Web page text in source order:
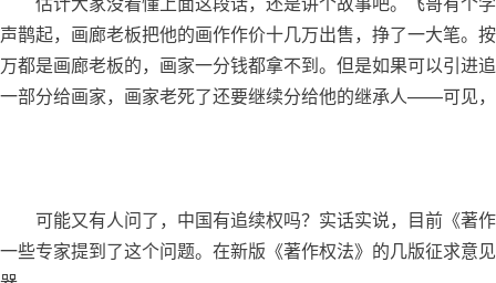
声鹊起，画廊老板把他的画作作价十几万出售，挣了一大笔。
万都是画廊老板的，画家一分钱都拿不到。但是如果可以引进
一部分给画家，画家老死了还要继续分给他的继承人——可见
一些专家提到了这个问题。在新版《著作权法》的几版征求意